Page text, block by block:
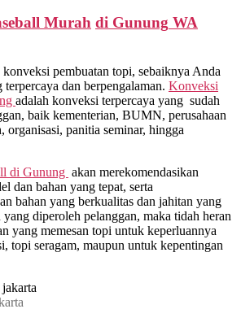
Murah di Gunung WA
konveksi pembuatan topi, sebaiknya Anda
dan berpengalaman. Konveksi
adalah konveksi terpercaya yang sudah
baik kementerian, BUMN, perusahaan
organisasi, panitia seminar, hingga
di Gunung akan merekomendasikan
dan bahan yang tepat, serta
bahan yang berkualitas dan jahitan yang
diperoleh pelanggan, maka tidah heran
yang memesan topi untuk keperluannya
topi seragam, maupun untuk kepentingan